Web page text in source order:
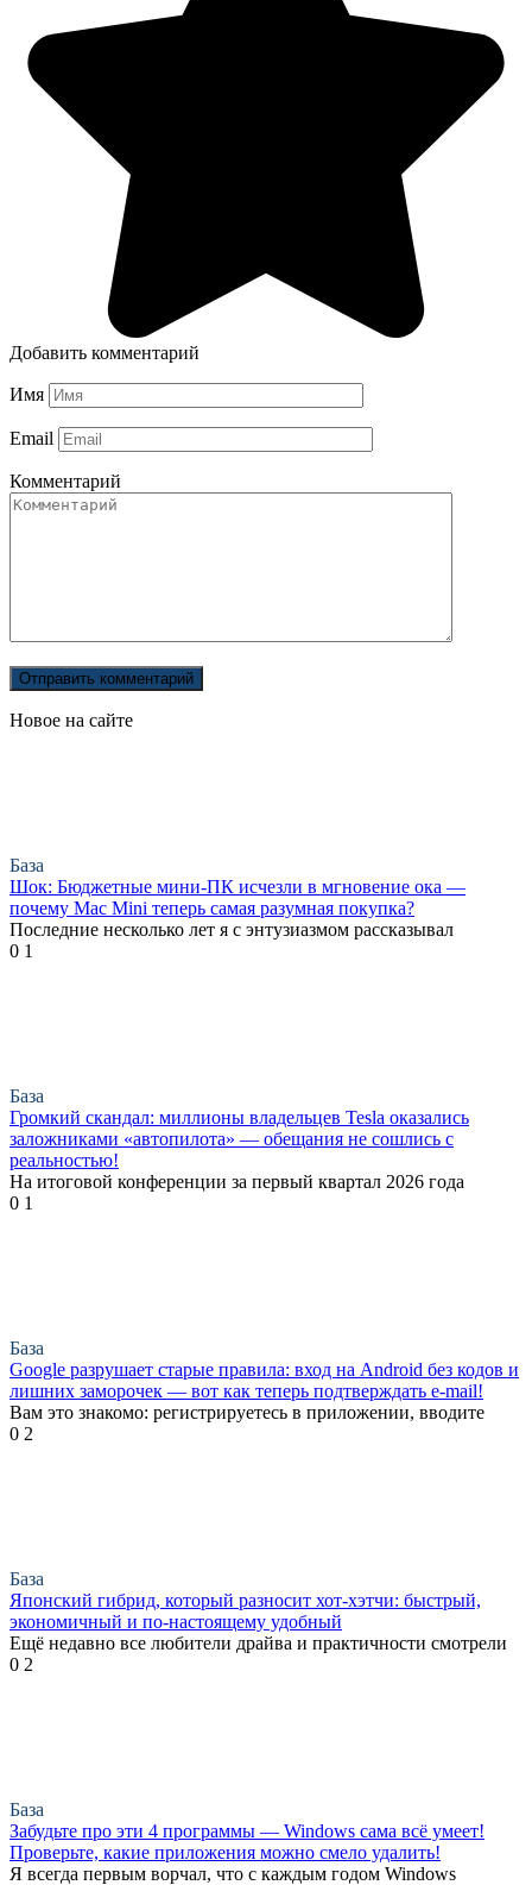
Добавить комментарий
Имя
Email
Комментарий
Новое на сайте
База
Шок: Бюджетные мини-ПК исчезли в мгновение ока —
почему Mac Mini теперь самая разумная покупка?
Последние несколько лет я с энтузиазмом рассказывал
0 1
База
Громкий скандал: миллионы владельцев Tesla оказались
заложниками «автопилота» — обещания не сошлись с
реальностью!
На итоговой конференции за первый квартал 2026 года
0 1
База
Google разрушает старые правила: вход на Android без кодов и
лишних заморочек — вот как теперь подтверждать e-mail!
Вам это знакомо: регистрируетесь в приложении, вводите
0 2
База
Японский гибрид, который разносит хот-хэтчи: быстрый,
экономичный и по-настоящему удобный
Ещё недавно все любители драйва и практичности смотрели
0 2
База
Забудьте про эти 4 программы — Windows сама всё умеет!
Проверьте, какие приложения можно смело удалить!
Я всегда первым ворчал, что с каждым годом Windows